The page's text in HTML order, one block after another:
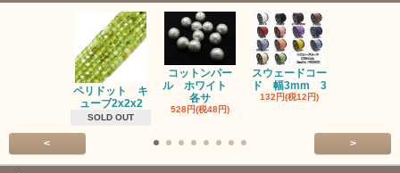
ペリドット キ
ューブ2x2x2
SOLD OUT
コットンパー
ル ホワイト
各サ
528円(税48円)
スウェードコー
ド 幅3mm 3
132円(税12円)
< >